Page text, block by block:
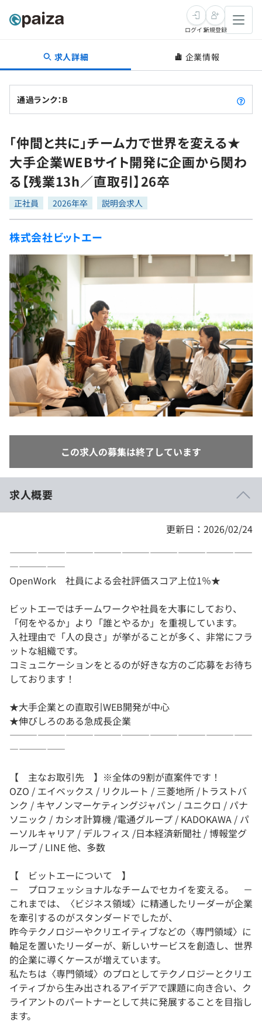
転職・キャリア
転職成功ガイド
転職エージェント
インタビュー
転職成功ガイド
新卒就活
求人検索
本選考
インターン
新卒エージェント
イベント・セミナー
インタビュー
就活成功ガイド
学習
問題集
4択課題
リファレンス
プラン
個人向けプラン
法人向けプラン
学校向けプラン
プログラミング言語
再チャレンジ結果一覧
ゲーム・マンガ
Tech Team Journal
paiza times
note
paizaとは？
ログイン新規登録
求人詳細 企業情報
通過ランク：B
「仲間と共に」チーム力で世界を変える★
大手企業WEBサイト開発に企画から関わ
る【残業13h／直取引】26卒
正社員 2026年卒 説明会求人
株式会社ビットエー
この求人の募集は終了しています
求人概要
更新日：2026/02/24
――――――――――――――――――――――――――
――――――
OpenWork 社員による会社評価スコア上位1％★
ビットエーではチームワークや社員を大事にしており、
「何をやるか」より「誰とやるか」を重視しています。
入社理由で「人の良さ」が挙がることが多く、非常にフラ
ットな組織です。
コミュニケーションをとるのが好きな方のご応募をお待ち
しております！
★大手企業との直取引WEB開発が中心
★伸びしろのある急成長企業
――――――――――――――――――――――――――
――――――
【 主なお取引先 】※全体の9割が直案件です！
OZO / エイベックス / リクルート / 三菱地所 /トラストバ
ンク / キヤノンマーケティングジャパン / ユニクロ / パナ
ソニック / カシオ計算機 /電通グループ / KADOKAWA / パ
ーソルキャリア / デルフィス /日本経済新聞社 / 博報堂グ
ループ / LINE 他、多数
【 ビットエーについて 】
－ プロフェッショナルなチームでセカイを変える。 －
これまでは、〈ビジネス領域〉に精通したリーダーが企業
を牽引するのがスタンダードでしたが、
昨今テクノロジーやクリエイティブなどの〈専門領域〉に
軸足を置いたリーダーが、新しいサービスを創造し、世界
的企業に導くケースが増えています。
私たちは〈専門領域〉のプロとしてテクノロジーとクリエ
イティブから生み出されるアイデアで課題に向き合い、ク
ライアントのパートナーとして共に発展することを目指し
ます。